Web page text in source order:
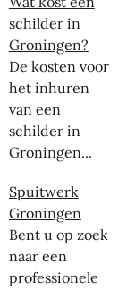
schilder in
Groningen?
De kosten voor
het inhuren
van een
schilder in
Groningen...
Spuitwerk
Groningen
Bent u op zoek
naar een
professionele